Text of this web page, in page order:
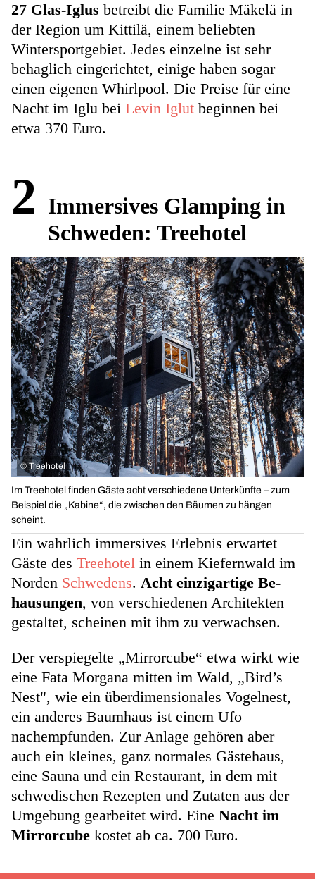
27 Glas-Iglus betreibt die Familie Mäkelä in
der Region um Kittilä, einem beliebten
Wintersportgebiet. Jedes einzelne ist sehr
behaglich eingerichtet, einige haben sogar
einen eigenen Whirlpool. Die Preise für eine
Nacht im Iglu bei Levin Iglut beginnen bei
etwa 370 Euro.
2 Immersives Glamping in
Schweden: Treehotel
© Treehotel
Im Treehotel finden Gäste acht verschiedene Unterkünfte – zum
Beispiel die „Kabine“, die zwischen den Bäumen zu hängen
scheint.
Ein wahrlich immersives Erlebnis erwartet
Gäste des Treehotel in einem Kiefernwald im
Norden Schwedens. Acht einzigartige Be­
hausungen, von verschiedenen Architekten
gestaltet, scheinen mit ihm zu verwachsen.
Der verspiegelte „Mirrorcube“ etwa wirkt wie
eine Fata Morgana mitten im Wald, „Bird’s
Nest", wie ein überdimensionales Vogelnest,
ein anderes Baumhaus ist einem Ufo
nachempfunden. Zur Anlage gehören aber
auch ein kleines, ganz normales Gästehaus,
eine Sauna und ein Restaurant, in dem mit
schwedischen Rezepten und Zutaten aus der
Umgebung gearbeitet wird. Eine Nacht im
Mirrorcube kostet ab ca. 700 Euro.